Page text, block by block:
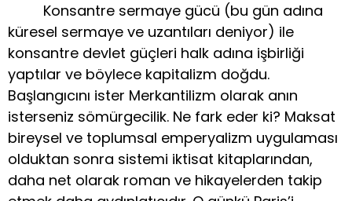
Konsantre sermaye gücü (bu gün adına
küresel sermaye ve uzantıları deniyor) ile
konsantre devlet güçleri halk adına işbirliği
yaptılar ve böylece kapitalizm doğdu.
Başlangıcını ister Merkantilizm olarak anın
isterseniz sömürgecilik. Ne fark eder ki? Maksat
bireysel ve toplumsal emperyalizm uygulaması
olduktan sonra sistemi iktisat kitaplarından,
daha net olarak roman ve hikayelerden takip